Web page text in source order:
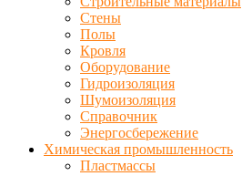
Стены
Полы
Кровля
Оборудование
Гидроизоляция
Шумоизоляция
Справочник
Энергосбережение
Химическая промышленность
Пластмассы